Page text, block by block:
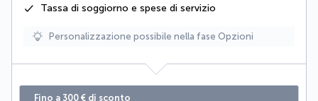
Tassa di soggiorno e spese di servizio
Personalizzazione possibile nella fase Opzioni
Fino a 300 € di sconto